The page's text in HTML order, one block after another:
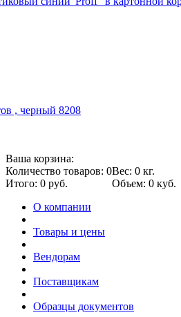
, черный 8208
Ваша корзина:
Количество товаров: 0Вес: 0 кг.
Итого: 0 руб.
Объем: 0 куб.
О компании
Товары и цены
Вендорам
Поставщикам
Образцы документов